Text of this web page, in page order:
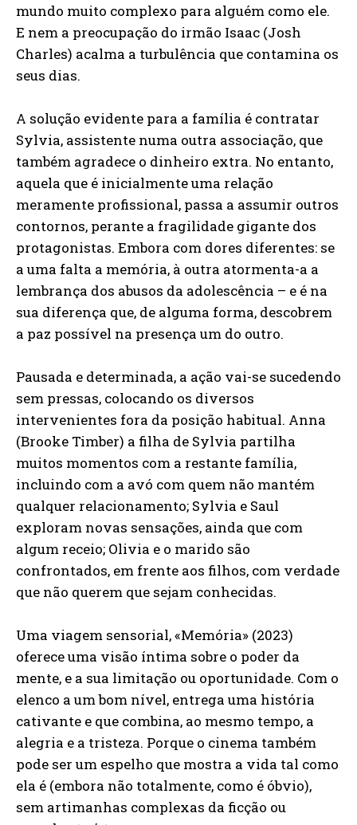
mundo muito complexo para alguém como ele.
E nem a preocupação do irmão Isaac (Josh
Charles) acalma a turbulência que contamina os
seus dias.
A solução evidente para a família é contratar
Sylvia, assistente numa outra associação, que
também agradece o dinheiro extra. No entanto,
aquela que é inicialmente uma relação
meramente profissional, passa a assumir outros
contornos, perante a fragilidade gigante dos
protagonistas. Embora com dores diferentes: se
a uma falta a memória, à outra atormenta-a a
lembrança dos abusos da adolescência – e é na
sua diferença que, de alguma forma, descobrem
a paz possível na presença um do outro.
Pausada e determinada, a ação vai-se sucedendo
sem pressas, colocando os diversos
intervenientes fora da posição habitual. Anna
(Brooke Timber) a filha de Sylvia partilha
muitos momentos com a restante família,
incluindo com a avó com quem não mantém
qualquer relacionamento; Sylvia e Saul
exploram novas sensações, ainda que com
algum receio; Olivia e o marido são
confrontados, em frente aos filhos, com verdade
que não querem que sejam conhecidas.
Uma viagem sensorial, «Memória» (2023)
oferece uma visão íntima sobre o poder da
mente, e a sua limitação ou oportunidade. Com o
elenco a um bom nível, entrega uma história
cativante e que combina, ao mesmo tempo, a
alegria e a tristeza. Porque o cinema também
pode ser um espelho que mostra a vida tal como
ela é (embora não totalmente, como é óbvio),
sem artimanhas complexas da ficção ou